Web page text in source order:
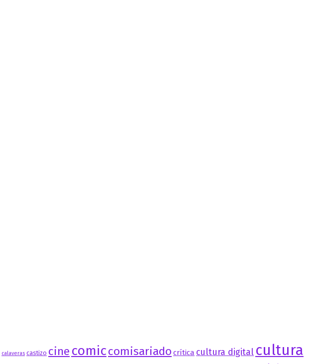
calaveras castizo cine comiccomisariado crítica cultura digital cultura